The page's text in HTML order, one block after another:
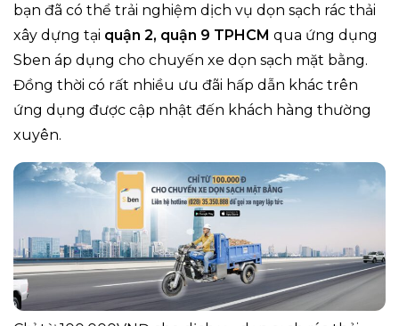
bạn đã có thể trải nghiệm dịch vụ dọn sạch rác thải
xây dựng tại quận 2, quận 9 TPHCM qua ứng dụng
Sben áp dụng cho chuyến xe dọn sạch mặt bằng.
Đồng thời có rất nhiều ưu đãi hấp dẫn khác trên
ứng dụng được cập nhật đến khách hàng thường
xuyên.